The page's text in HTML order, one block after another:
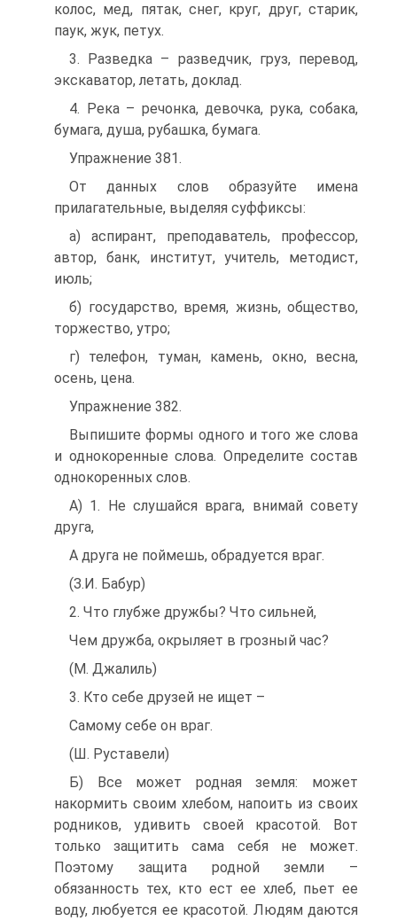
колос, мед, пятак, снег, круг, друг, старик,
паук, жук, петух.
3. Разведка – разведчик, груз, перевод,
экскаватор, летать, доклад.
4. Река – речонка, девочка, рука, собака,
бумага, душа, рубашка, бумага.
Упражнение 381.
От данных слов образуйте имена
прилагательные, выделяя суффиксы:
а) аспирант, преподаватель, профессор,
автор, банк, институт, учитель, методист,
июль;
б) государство, время, жизнь, общество,
торжество, утро;
г) телефон, туман, камень, окно, весна,
осень, цена.
Упражнение 382.
Выпишите формы одного и того же слова
и однокоренные слова. Определите состав
однокоренных слов.
А) 1. Не слушайся врага, внимай совету
друга,
А друга не поймешь, обрадуется враг.
(З.И. Бабур)
2. Что глубже дружбы? Что сильней,
Чем дружба, окрыляет в грозный час?
(М. Джалиль)
3. Кто себе друзей не ищет –
Самому себе он враг.
(Ш. Руставели)
Б) Все может родная земля: может
накормить своим хлебом, напоить из своих
родников, удивить своей красотой. Вот
только защитить сама себя не может.
Поэтому защита родной земли –
обязанность тех, кто ест ее хлеб, пьет ее
воду, любуется ее красотой. Людям даются